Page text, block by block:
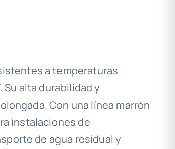
a temperaturas
alta durabilidad y
Con una línea marrón
instalaciones de
de agua residual y